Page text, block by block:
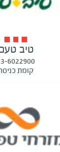
טיב
6022900
קומת